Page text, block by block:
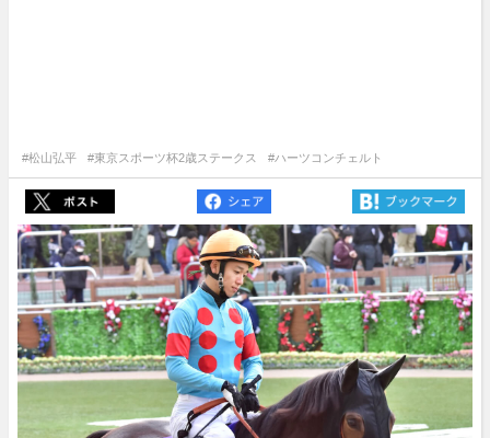
#松山弘平 #東京スポーツ杯2歳ステークス #ハーツコンチェルト